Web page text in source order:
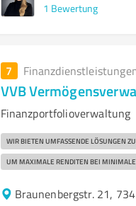
1 Bewertung
7
VVB
Finanzportfolioverwaltung
WIR BIETEN UMFASSENDE LÖSUNGEN
UM MAXIMALE RENDITEN BEI
Braunenbergstr. 21,